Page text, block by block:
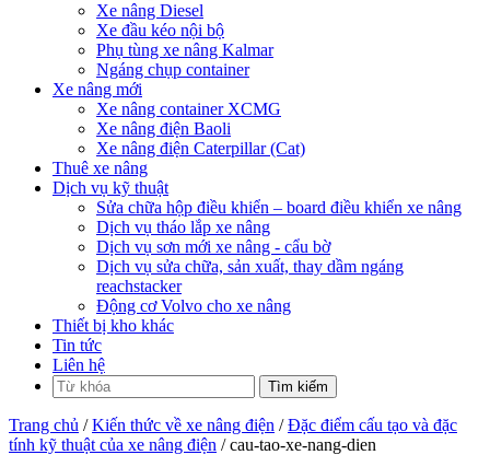
Xe nâng Diesel
Xe đầu kéo nội bộ
Phụ tùng xe nâng Kalmar
Ngáng chụp container
Xe nâng mới
Xe nâng container XCMG
Xe nâng điện Baoli
Xe nâng điện Caterpillar (Cat)
Thuê xe nâng
Dịch vụ kỹ thuật
Sửa chữa hộp điều khiển – board điều khiển xe nâng
Dịch vụ tháo lắp xe nâng
Dịch vụ sơn mới xe nâng - cẩu bờ
Dịch vụ sửa chữa, sản xuất, thay dầm ngáng
reachstacker
Động cơ Volvo cho xe nâng
Thiết bị kho khác
Tin tức
Liên hệ
Trang chủ /Kiến thức về xe nâng điện /Đặc điểm cấu tạo và đặc
tính kỹ thuật của xe nâng điện / cau-tao-xe-nang-dien